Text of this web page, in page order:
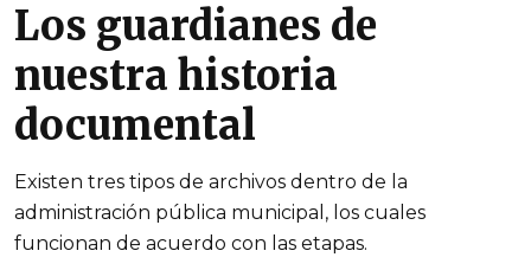
Los guardianes de
nuestra historia
documental
Existen tres tipos de archivos dentro de la
administración pública municipal, los cuales
funcionan de acuerdo con las etapas.